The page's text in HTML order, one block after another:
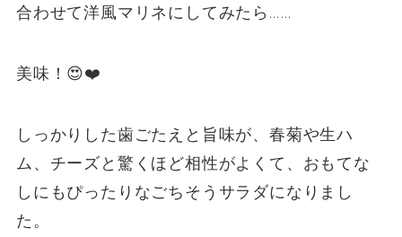
合わせて洋風マリネにしてみたら……
美味！😍❤️
しっかりした歯ごたえと旨味が、春菊や生ハ
ム、チーズと驚くほど相性がよくて、おもてな
しにもぴったりなごちそうサラダになりまし
た。